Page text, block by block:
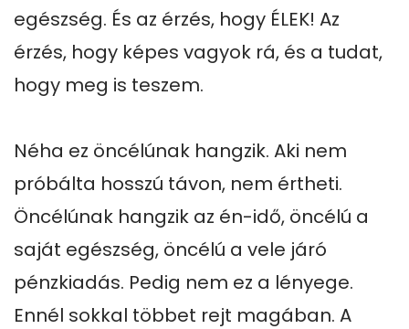
egészség. És az érzés, hogy ÉLEK! Az
érzés, hogy képes vagyok rá, és a tudat,
hogy meg is teszem.
Néha ez öncélúnak hangzik. Aki nem
próbálta hosszú távon, nem értheti.
Öncélúnak hangzik az én-idő, öncélú a
saját egészség, öncélú a vele járó
pénzkiadás. Pedig nem ez a lényege.
Ennél sokkal többet rejt magában. A